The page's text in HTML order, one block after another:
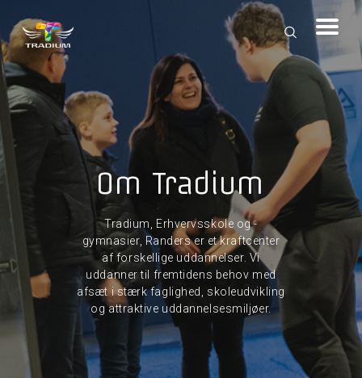
Om Tradium
Tradium, Erhvervsskole og -
gymnasier, Randers er et kraftcenter
af forskellige uddannelser. Vi
uddanner til fremtidens behov med
afsæt i stærk faglighed, skoleudvikling
og attraktive uddannelsesmiljøer.